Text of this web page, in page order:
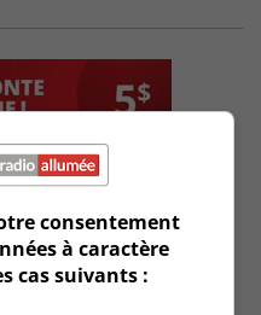
consentement
à caractère
cas suivants :